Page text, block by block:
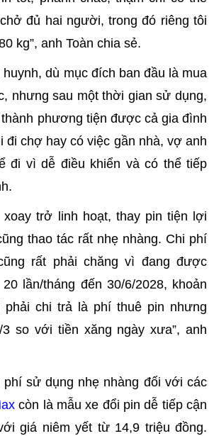
đủ hai người, trong đó riêng tôi
kg”, anh Toàn chia sẻ.
dù mục đích ban đầu là mua
nhưng sau một thời gian sử dụng,
phương tiện được cả gia đình
đi chợ hay có việc gần nhà, vợ anh
đi vì dễ điều khiển và có thể tiếp
xoay trở linh hoạt, thay pin tiện lợi
thao tác rất nhẹ nhàng. Chi phí
rất phải chăng vì đang được
lần/tháng đến 30/6/2028, khoản
phải chi trả là phí thuê pin nhưng
so với tiền xăng ngày xưa”, anh
phí sử dụng nhẹ nhàng đối với các
còn là mẫu xe đổi pin dễ tiếp cận
giá niêm yết từ 14,9 triệu đồng.